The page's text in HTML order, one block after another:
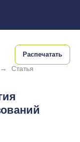
Распечатать
→ Статья